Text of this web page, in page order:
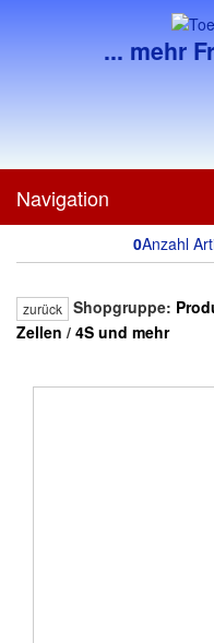
... mehr
Navigation
0Anzahl
zurück Shopgruppe:
Zellen / 4S und mehr